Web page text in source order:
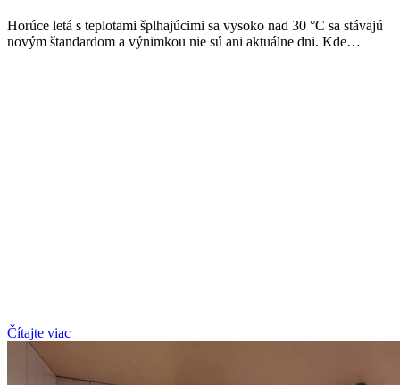
Horúce letá s teplotami šplhajúcimi sa vysoko nad 30 °C sa stávajú
novým štandardom a výnimkou nie sú ani aktuálne dni. Kde…
Čítajte viac